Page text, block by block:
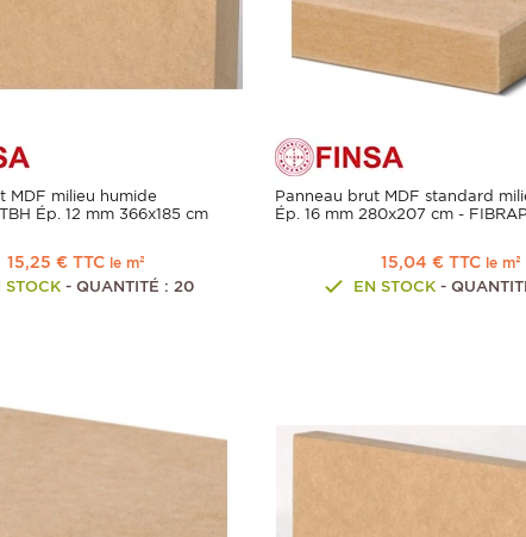
MDF milieu humide
Ép. 12 mm 366x185 cm
15,25 € TTC le m²
STOCK - QUANTITÉ : 20
Panneau brut MDF standard
Ép. 16 mm 280x207 cm -
15,04 € TTC le m²
EN STOCK-